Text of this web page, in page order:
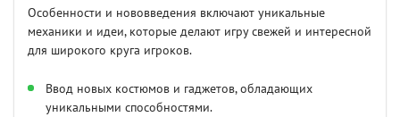
Особенности и нововведения включают уникальные
механики и идеи, которые делают игру свежей и интересной
для широкого круга игроков.
Ввод новых костюмов и гаджетов, обладающих
уникальными способностями.